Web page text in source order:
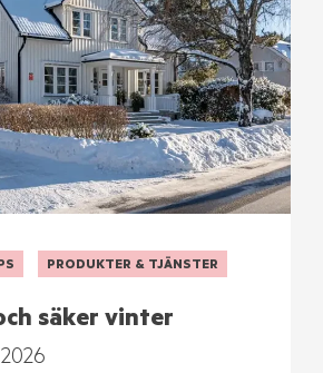
PRODUKTER & TJÄNSTER
säker vinter